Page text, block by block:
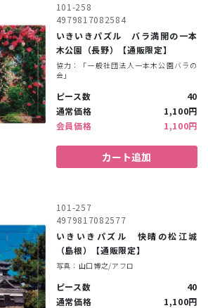
101-258
4979817082584
いきいきパズル バラ満開の一本
木公園（長野）【通販限定】
協力：「一般社団法人一本木公園バラの
会」
ピース数
40
通常価格
1,100円
会員価格
1,100円
カート追加
101-257
4979817082577
いきいきパズル 快晴の松江城
（島根）【通販限定】
写真：山口博之/アフロ
ピース数
40
通常価格
1,100円